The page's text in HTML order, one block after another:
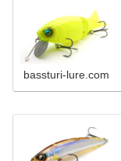
bassturi-lure.com